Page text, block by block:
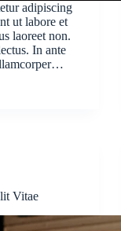
adipiscing
ut labore et
laoreet non.
In ante
Vitae